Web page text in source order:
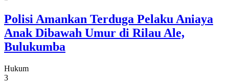
Polisi Amankan Terduga Pelaku Aniaya
Anak Dibawah Umur di Rilau Ale,
Bulukumba
Hukum
3